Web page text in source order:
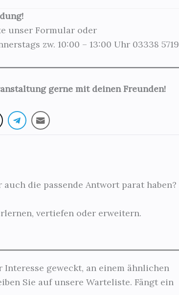
unser Formular oder
zw. 10:00 – 13:00 Uhr 03338 5719
gerne mit deinen Freunden!
auch die passende Antwort parat haben?
vertiefen oder erweitern.
geweckt, an einem ähnlichen
Sie auf unsere Warteliste. Fängt ein